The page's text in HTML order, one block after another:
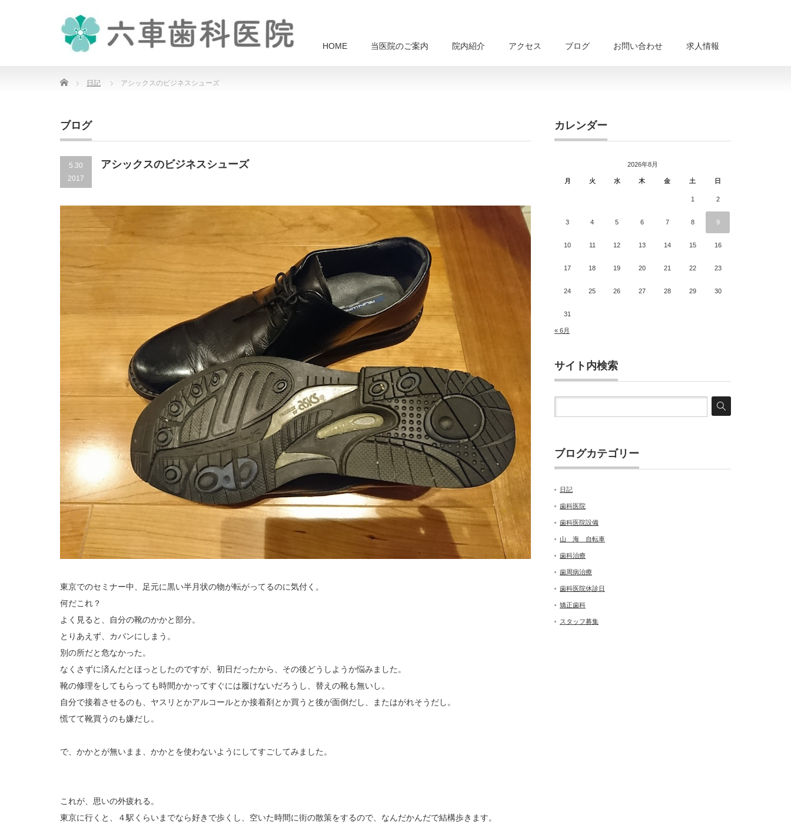
HOME 当医院のご案内 院内紹介 アクセス ブログ お問い合わせ 求人情報
Home 日記 アシックスのビジネスシューズ
ブログ
5.30
2017
アシックスのビジネスシューズ
東京でのセミナー中、足元に黒い半月状の物が転がってるのに気付く。
何だこれ？
よく見ると、自分の靴のかかと部分。
とりあえず、カバンにしまう。
別の所だと危なかった。
なくさずに済んだとほっとしたのですが、初日だったから、その後どうしようか悩みました。
靴の修理をしてもらっても時間かかってすぐには履けないだろうし、替えの靴も無いし。
自分で接着させるのも、ヤスリとかアルコールとか接着剤とか買うと後が面倒だし、またはがれそうだし。
慌てて靴買うのも嫌だし。
で、かかとが無いまま、かかとを使わないようにしてすごしてみました。
これが、思いの外疲れる。
東京に行くと、４駅くらいまでなら好きで歩くし、空いた時間に街の散策をするので、なんだかんだで結構歩きます。
カレンダー
2026年8月
月 火 水 木 金 土 日
1 2
3 4 5 6 7 8 9
10 11 12 13 14 15 16
17 18 19 20 21 22 23
24 25 26 27 28 29 30
31
« 6月
サイト内検索
ブログカテゴリー
日記
歯科医院
歯科医院設備
山 海 自転車
歯科治療
歯周病治療
歯科医院休診日
矯正歯科
スタッフ募集